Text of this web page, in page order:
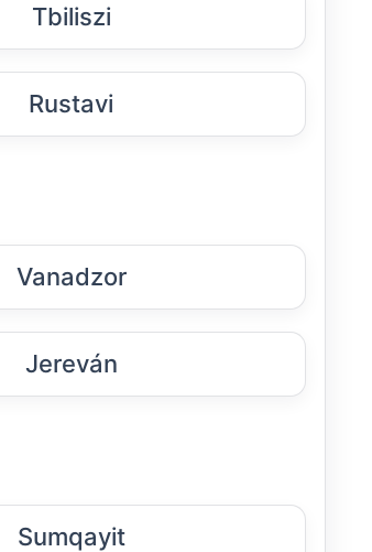
Tbiliszi
Rustavi
Vanadzor
Jereván
Sumqayit